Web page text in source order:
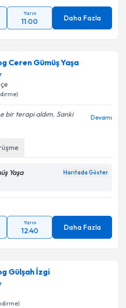
Yarın
11:00 Daha Fazla
Ceren Gümüş Yaşa
bir terapi aldım. Sanki
Devamı
Yaşa Haritada Göster
Yarın
12:40 Daha Fazla
Gülşah İzgi